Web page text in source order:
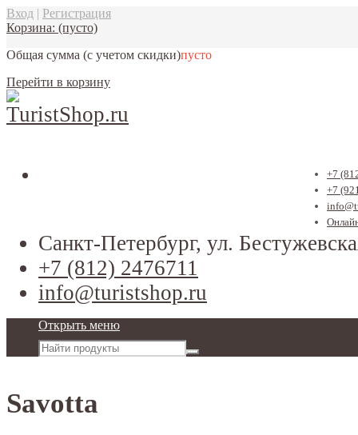
Вход | Регистрация
Корзина: (пусто)
Общая сумма (с учетом скидки)пусто
Перейти в корзину
+7
+7
Санкт-Петербург, ул.
+7 (812) 2476711
info@turistshop.ru
Открыть меню
Savotta